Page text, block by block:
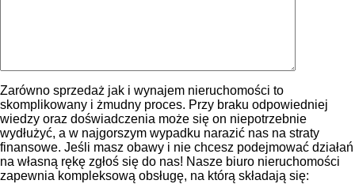
Zarówno sprzedaż jak i wynajem nieruchomości to
skomplikowany i żmudny proces. Przy braku odpowiedniej
wiedzy oraz doświadczenia może się on niepotrzebnie
wydłużyć, a w najgorszym wypadku narazić nas na straty
finansowe. Jeśli masz obawy i nie chcesz podejmować działań
na własną rękę zgłoś się do nas! Nasze biuro nieruchomości
zapewnia kompleksową obsługę, na którą składają się: